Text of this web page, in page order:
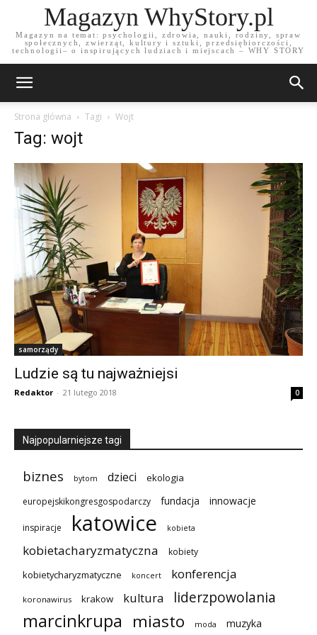
Magazyn WhyStory.pl
Magazyn na temat: psychologii, zdrowia, nauki, rodziny, spraw
społecznych, zwierząt, kultury i sztuki, przedsiębiorczości,
technologii– o inspirujących ludziach i miejscach – WHY STORY
Strona główna Tagi Wojt
Tag: wojt
samorządy
Ludzie są tu najważniejsi
Redaktor - 21 lutego 2018 0
Najpopularniejsze tagi
biznes bytom dzieci ekologia
europejskikongresgospodarczy fundacja innowacje
inspiracje katowice kobieta
kobietacharyzmatyczna kobiety
kobietycharyzmatyczne koncert konferencja
koronawirus krakow kultura liderzpowolania
marcinkrupa miasto moda muzyka